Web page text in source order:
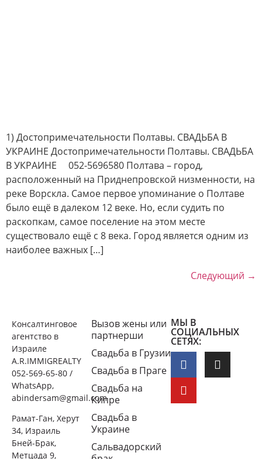
1) Достопримечательности Полтавы. СВАДЬБА В
УКРАИНЕ Достопримечательности Полтавы. СВАДЬБА
В УКРАИНЕ 052-5696580 Полтава – город,
расположенный на Приднепровской низменности, на
реке Ворскла. Самое первое упоминание о Полтаве
было ещё в далеком 12 веке. Но, если судить по
раскопкам, самое поселение на этом месте
существовало ещё с 8 века. Город является одним из
наиболее важных […]
Следующий →
Консалтинговое
агентство в
Израиле
A.R.IMMIGREALTY
052-569-65-80 /
WhatsApp,
abindersam@gmail.com
Рамат-Ган, Херут
34, Израиль
Бней-Брак,
Метцада 9,
Вызов жены или
партнерши
Свадьба в Грузии
Свадьба в Праге
Свадьба на
Кипре
Свадьба в
Украине
Сальвадорский
МЫ В
СОЦИАЛЬНЫХ
СЕТЯХ: